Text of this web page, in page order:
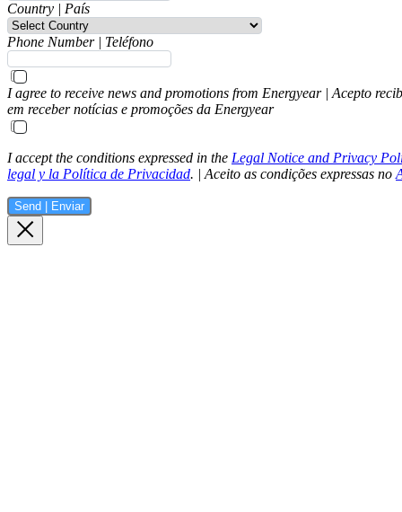
Country | País
Phone Number | Teléfono
I agree to receive news and promotions from Energyear | Acepto
em receber notícias e promoções da Energyear
I accept the conditions expressed in the Legal Notice and Privacy
legal y la Política de Privacidad. | Aceito as condições expressas no
Send | Enviar